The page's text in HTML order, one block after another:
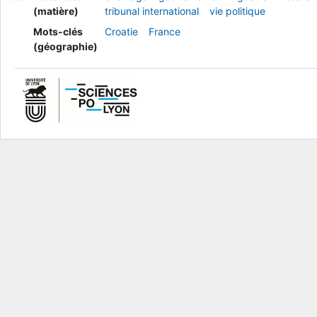
(matière)
tribunal international
vie politique
Mots-clés
(géographie)
Croatie France